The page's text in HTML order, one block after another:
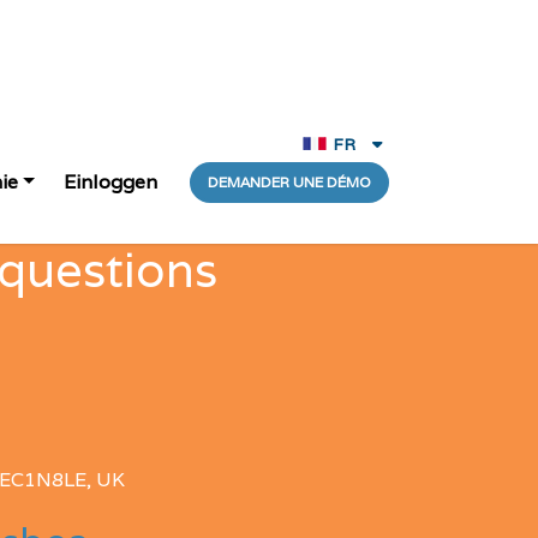
Einloggen DEMANDER UNE DÉMO
FR
Deutsche
EC1N8LE, UK